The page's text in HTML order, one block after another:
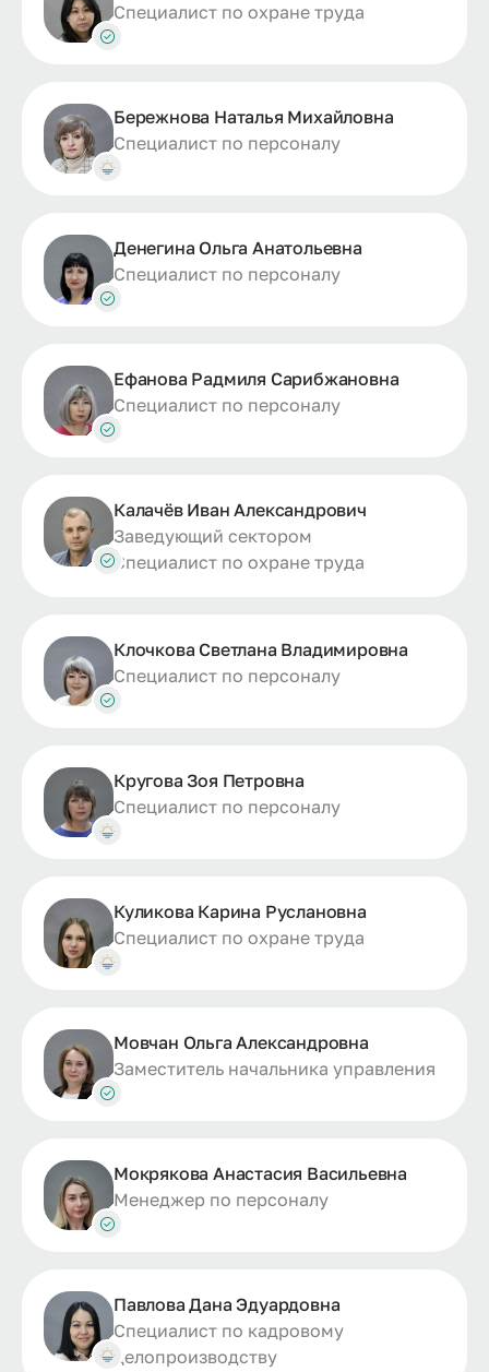
Специалист по охране труда
Бережнова Наталья Михайловна
Специалист по персоналу
Денегина Ольга Анатольевна
Специалист по персоналу
Ефанова Радмиля Сарибжановна
Специалист по персоналу
Калачёв Иван Александрович
Заведующий сектором
Специалист по охране труда
Клочкова Светлана Владимировна
Специалист по персоналу
Кругова Зоя Петровна
Специалист по персоналу
Куликова Карина Руслановна
Специалист по охране труда
Мовчан Ольга Александровна
Заместитель начальника управления
Мокрякова Анастасия Васильевна
Менеджер по персоналу
Павлова Дана Эдуардовна
Специалист по кадровому
делопроизводству